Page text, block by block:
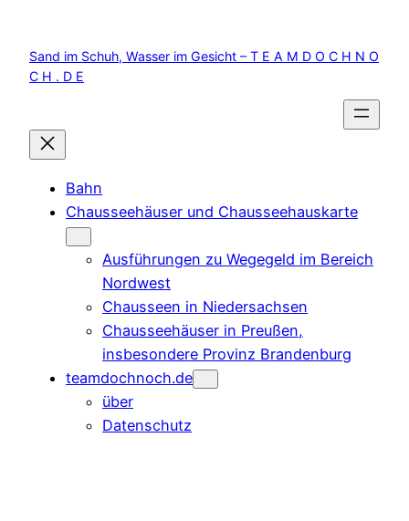
springen
Sand im Schuh, Wasser im Gesicht – T E A M D O C H N O
C H . D E
Bahn
Chausseehäuser und Chausseehauskarte
Ausführungen zu Wegegeld im Bereich
Nordwest
Chausseen in Niedersachsen
Chausseehäuser in Preußen,
insbesondere Provinz Brandenburg
teamdochnoch.de
über
Datenschutz